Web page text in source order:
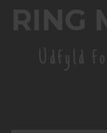
RING
Udfyld